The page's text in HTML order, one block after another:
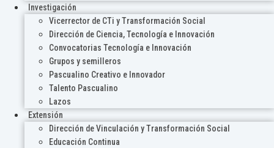
Investigación
Vicerrector de CTi y Transformación Social
Dirección de Ciencia, Tecnología e Innovación
Convocatorias Tecnología e Innovación
Grupos y semilleros
Pascualino Creativo e Innovador
Talento Pascualino
Lazos
Extensión
Dirección de Vinculación y Transformación Social
Educación Continua